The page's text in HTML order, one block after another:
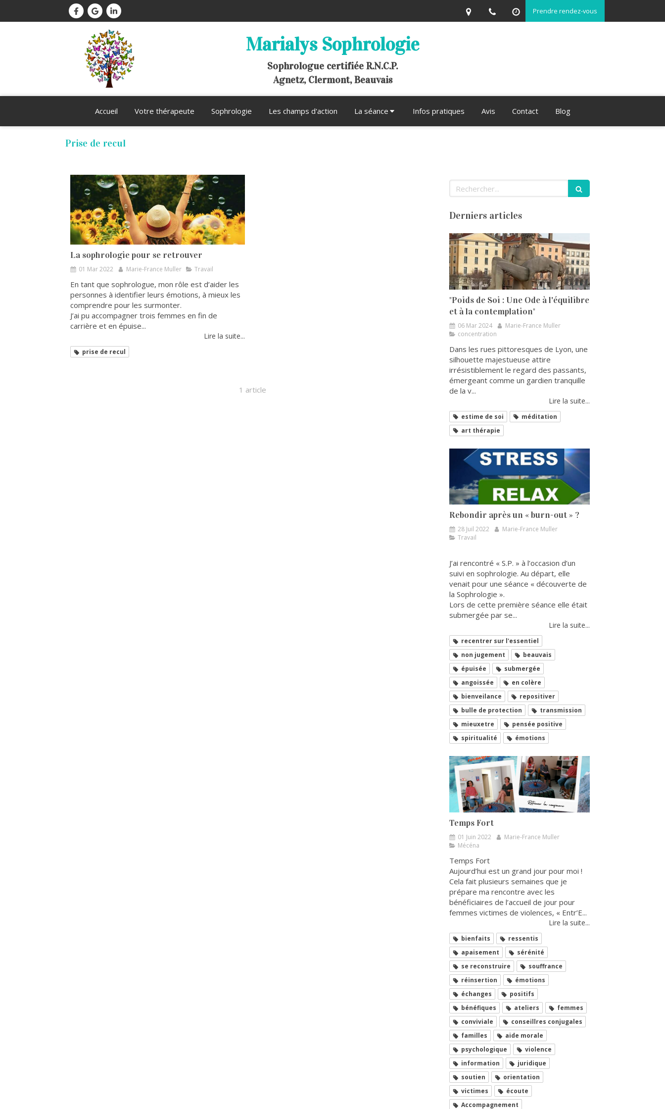
Prendre rendez-vous
Marialys Sophrologie
Sophrologue certifiée R.N.C.P.
Agnetz, Clermont, Beauvais
Accueil Votre thérapeute Sophrologie Les champs d'action La séance Infos pratiques Avis Contact Blog
Prise de recul
La sophrologie pour se retrouver
01 Mar 2022 Marie-France Muller Travail
En tant que sophrologue, mon rôle est d’aider les
personnes à identifier leurs émotions, à mieux les
comprendre pour les surmonter.
J’ai pu accompagner trois femmes en fin de
carrière et en épuise...
Lire la suite...
prise de recul
1 article
Rechercher
Derniers articles
"Poids de Soi : Une Ode à l'équilibre
et à la contemplation"
06 Mar 2024
Marie-France Muller
concentration
Dans les rues pittoresques de Lyon, une
silhouette majestueuse attire
irrésistiblement le regard des passants,
émergeant comme un gardien tranquille
de la v...
Lire la suite...
estime de soi
méditation
art thérapie
Rebondir après un « burn-out » ?
28 Juil 2022
Marie-France Muller
Travail
J’ai rencontré « S.P. » à l’occasion d’un
suivi en sophrologie. Au départ, elle
venait pour une séance « découverte de
la Sophrologie ».
Lors de cette première séance elle était
submergée par se...
Lire la suite...
recentrer sur l'essentiel
non jugement
beauvais
épuisée
submergée
angoissée
en colère
bienveilance
repositiver
bulle de protection
transmission
mieuxetre
pensée positive
spiritualité
émotions
Temps Fort
01 Juin 2022
Marie-France Muller
Mécéna
Temps Fort
Aujourd’hui est un grand jour pour moi !
Cela fait plusieurs semaines que je
prépare ma rencontre avec les
bénéficiaires de l’accueil de jour pour
femmes victimes de violences, « Entr’E...
Lire la suite...
bienfaits
ressentis
apaisement
sérénité
se reconstruire
souffrance
réinsertion
émotions
échanges
positifs
bénéfiques
ateliers
femmes
conviviale
conseillres conjugales
familles
aide morale
psychologique
violence
information
juridique
soutien
orientation
victimes
écoute
Accompagnement